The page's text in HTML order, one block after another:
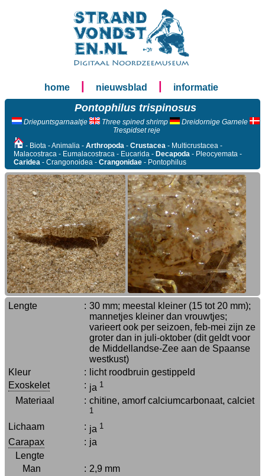
home nieuwsblad informatie
Pontophilus trispinosus
Driepuntsgarnaaltje Three spined shrimp
Dreidornige Garnele
Trespidset reje
- Biota - Animalia - Arthropoda - Crustacea - Multicrustacea -
Malacostraca - Eumalacostraca - Eucarida - Decapoda - Pleocyemata -
Caridea - Crangonoidea - Crangonidae - Pontophilus
Lengte : 30 mm; meestal kleiner (15 tot 20 mm);
mannetjes kleiner dan vrouwtjes;
varieert ook per seizoen, feb-mei zijn ze
groter dan in juli-oktober (dit geldt voor
de Middellandse-Zee aan de Spaanse
westkust)
Kleur
:
licht roodbruin gestippeld
Exoskelet
: ja 1
Materiaal : chitine, amorf calciumcarbonaat, calciet
1
Lichaam : ja 1
Carapax : ja
Lengte
Man
: 2,9 mm